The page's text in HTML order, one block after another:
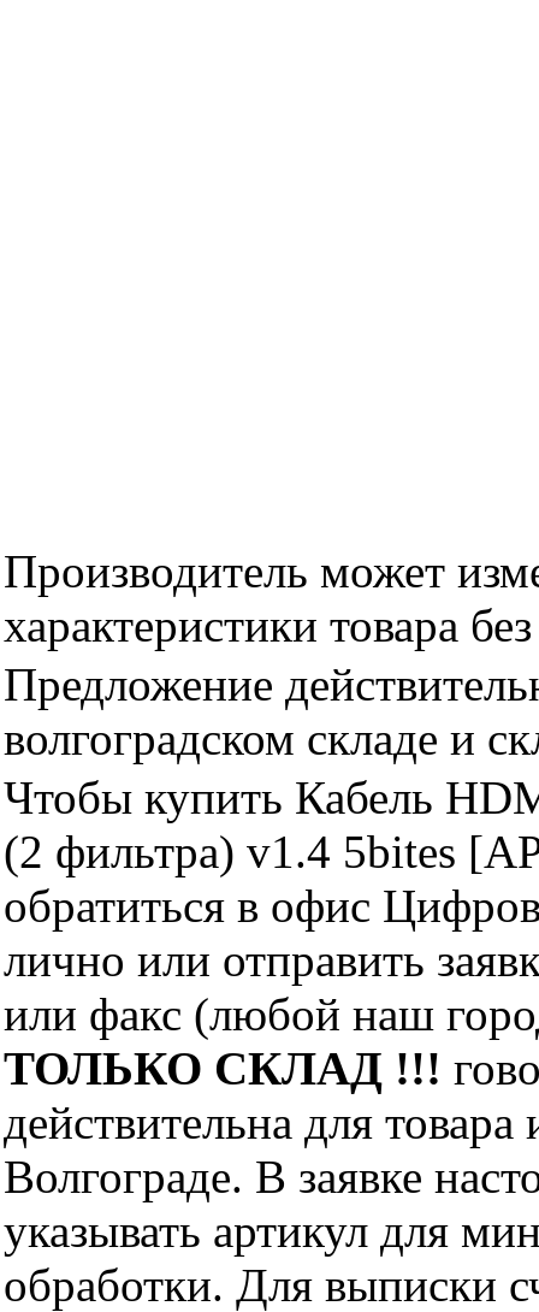
Производитель может
характеристики товара
Предложение
волгоградском складе и
Чтобы купить Кабель
(2 фильтра) v1.4 5bites
обратиться в офис
лично или отправить
или факс (любой наш
ТОЛЬКО СКЛАД !!!
действительна для
Волгограде. В заявке
указывать артикул для
обработки. Для выписки